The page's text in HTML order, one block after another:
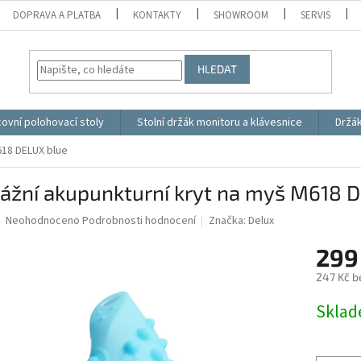
DOPRAVA A PLATBA KONTAKTY SHOWROOM SERVIS
HLEDAT
polohovací stoly Stolní držák monitoru a klávesnice
DELUX blue
akupunkturní kryt na myš M618
Průměrné
Neohodnoceno Podrobnosti hodnocení Značka:Delux
247 Kč
cena: